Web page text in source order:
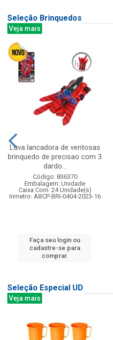
Seleção Brinquedos
Veja mais
Luva lancadora de ventosas
brinquedo de precisao com 3
dardo...
Código: 836370
Embalagem: Unidade
Caixa Com: 24 Unidade(s)
Inmetro: ABCP-BRI-0404-2023-16
Faça seu login ou
cadastre-se para
comprar.
Seleção Especial UD
Veja mais